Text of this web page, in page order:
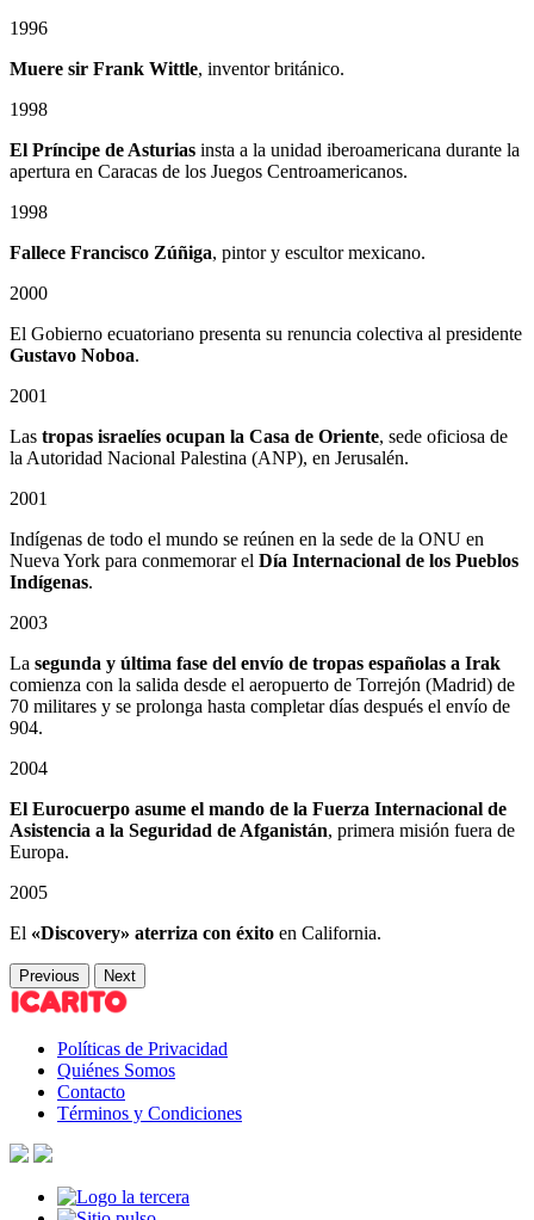
1996
Muere sir Frank Wittle, inventor británico.
1998
El Príncipe de Asturias insta a la unidad iberoamericana durante la
apertura en Caracas de los Juegos Centroamericanos.
1998
Fallece Francisco Zúñiga, pintor y escultor mexicano.
2000
El Gobierno ecuatoriano presenta su renuncia colectiva al presidente
Gustavo Noboa.
2001
Las tropas israelíes ocupan la Casa de Oriente, sede oficiosa de
la Autoridad Nacional Palestina (ANP), en Jerusalén.
2001
Indígenas de todo el mundo se reúnen en la sede de la ONU en
Nueva York para conmemorar el Día Internacional de los Pueblos
Indígenas.
2003
La segunda y última fase del envío de tropas españolas a Irak
comienza con la salida desde el aeropuerto de Torrejón (Madrid) de
70 militares y se prolonga hasta completar días después el envío de
904.
2004
El Eurocuerpo asume el mando de la Fuerza Internacional de
Asistencia a la Seguridad de Afganistán, primera misión fuera de
Europa.
2005
El «Discovery» aterriza con éxito en California.
Previous Next
Políticas de Privacidad
Quiénes Somos
Contacto
Términos y Condiciones